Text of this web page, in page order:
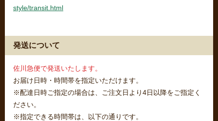
style/transit.html
発送について
佐川急便で発送いたします。
お届け日時・時間帯を指定いただけます。
※配達日時ご指定の場合は、ご注文日より4日以降をご指定く
ださい。
※指定できる時間帯は、以下の通りです。